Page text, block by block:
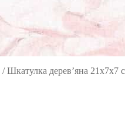
/Шкатулка дерев’яна 21х7х7